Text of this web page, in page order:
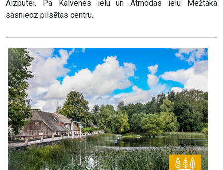
Aizputei. Pa Kalvenes ielu un Atmodas ielu Mežtaka
sasniedz pilsētas centru.